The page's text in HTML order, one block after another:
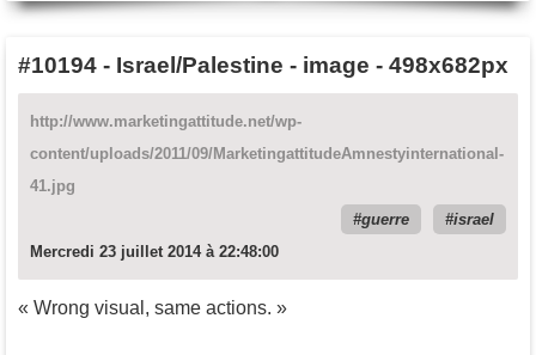
#10194 - Israel/Palestine - image - 498x682px
http://www.marketingattitude.net/wp-
content/uploads/2011/09/MarketingattitudeAmnestyinternational-
41.jpg
guerre
israel
Mercredi 23 juillet 2014 à 22:48:00
« Wrong visual, same actions. »